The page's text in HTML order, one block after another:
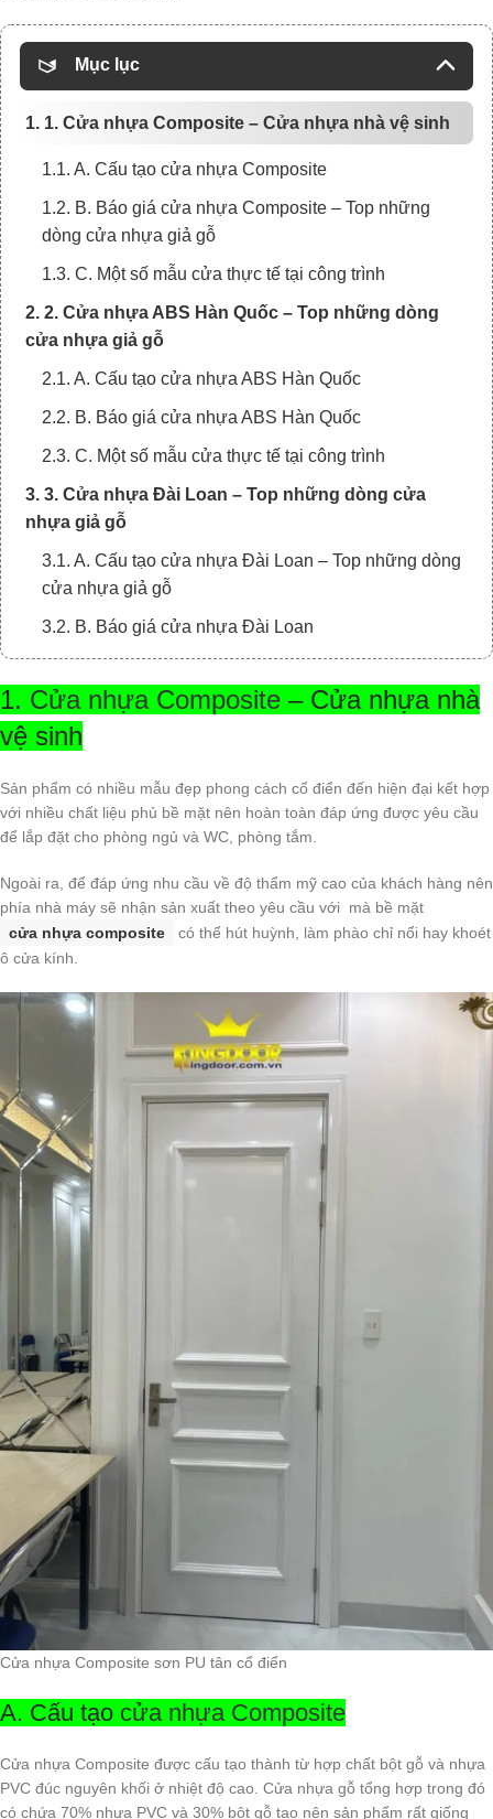
Mục lục
1. 1. Cửa nhựa Composite – Cửa nhựa nhà vệ sinh
1.1. A. Cấu tạo cửa nhựa Composite
1.2. B. Báo giá cửa nhựa Composite – Top những
dòng cửa nhựa giả gỗ
1.3. C. Một số mẫu cửa thực tế tại công trình
2. 2. Cửa nhựa ABS Hàn Quốc – Top những dòng
cửa nhựa giả gỗ
2.1. A. Cấu tạo cửa nhựa ABS Hàn Quốc
2.2. B. Báo giá cửa nhựa ABS Hàn Quốc
2.3. C. Một số mẫu cửa thực tế tại công trình
3. 3. Cửa nhựa Đài Loan – Top những dòng cửa
nhựa giả gỗ
3.1. A. Cấu tạo cửa nhựa Đài Loan – Top những dòng
cửa nhựa giả gỗ
3.2. B. Báo giá cửa nhựa Đài Loan
3.3. C. Một số mẫu cửa thực tế tại công trình
4. XEM THÊM MỘT SỐ BÁO GIÁ CÁC DÒNG CỬA
KHÁC TẠI KINGDOOR:
1. Cửa nhựa Composite – Cửa nhựa nhà
vệ sinh
Sản phẩm có nhiều mẫu đẹp phong cách cổ điển đến hiện đại kết hợp
với nhiều chất liệu phủ bề mặt nên hoàn toàn đáp ứng được yêu cầu
để lắp đặt cho phòng ngủ và WC, phòng tắm.
Ngoài ra, để đáp ứng nhu cầu về độ thẩm mỹ cao của khách hàng nên
phía nhà máy sẽ nhận sản xuất theo yêu cầu với mà bề mặt
cửa nhựa composite
có thể hút huỳnh, làm phào chỉ nổi hay khoét
ô cửa kính.
Cửa nhựa Composite sơn PU tân cổ điển
A. Cấu tạo cửa nhựa Composite
Cửa nhựa Composite được cấu tạo thành từ hợp chất bột gỗ và nhựa
PVC đúc nguyên khối ở nhiệt độ cao. Cửa nhựa gỗ tổng hợp trong đó
có chứa 70% nhựa PVC và 30% bột gỗ tạo nên sản phẩm rất giống